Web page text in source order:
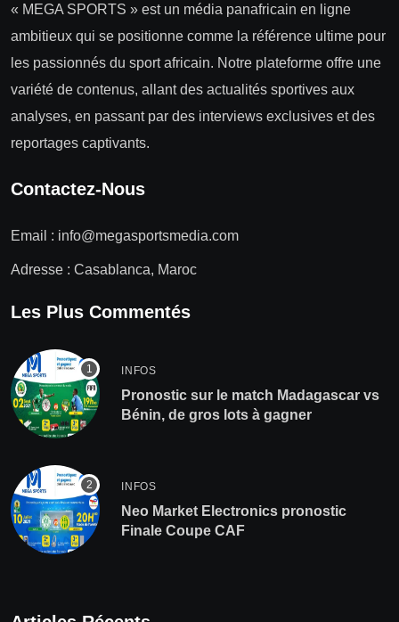
« MEGA SPORTS » est un média panafricain en ligne
ambitieux qui se positionne comme la référence ultime pour
les passionnés du sport africain. Notre plateforme offre une
variété de contenus, allant des actualités sportives aux
analyses, en passant par des interviews exclusives et des
reportages captivants.
Contactez-Nous
Email : info@megasportsmedia.com
Adresse : Casablanca, Maroc
Les Plus Commentés
INFOS
Pronostic sur le match Madagascar vs
Bénin, de gros lots à gagner
INFOS
Neo Market Electronics pronostic
Finale Coupe CAF